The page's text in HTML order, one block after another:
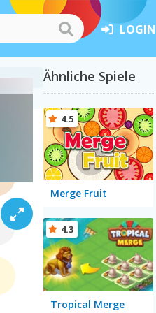
LOGIN
Ähnliche Spiele
Merge Fruit
4.5
Tropical Merge
4.3